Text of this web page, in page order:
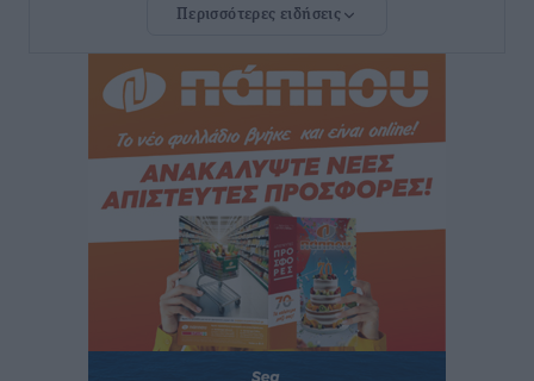
μπορεί να αποτελέσει τη δεύτερη μεγάλη δύναμη της
Ρόδου»
πριν 50 λεπτά
Οικοδομική «ανάσα» στη Ρόδο: Αυξάνονται οι άδειες,
οι επεκτάσεις, οι ενεργειακές αναβαθμίσεις σε
ολόκληρο το νησί
πριν 51 λεπτά
Στη Ρόδο απολαμβάνει τις καλοκαιρινές της διακοπές
Περισσότερες ειδήσεις